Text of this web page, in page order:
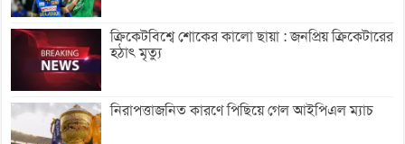
ক্রিকেটবিশ্বে শোকের কালো ছায়া : জনপ্রিয় ক্রিকেটারের
হঠাৎ মৃত্যু
নিরাপত্তাজনিত কারণে পিছিয়ে গেল আইপিএল ম্যাচ